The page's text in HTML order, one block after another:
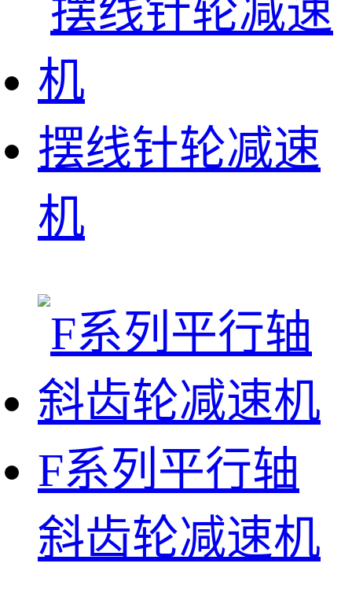
摆线针轮减速
机
F系列平行轴
斜齿轮减速机